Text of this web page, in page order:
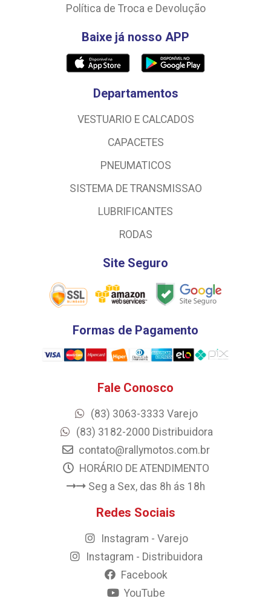
Política de Troca e Devolução
Baixe já nosso APP
Departamentos
VESTUARIO E CALCADOS
CAPACETES
PNEUMATICOS
SISTEMA DE TRANSMISSAO
LUBRIFICANTES
RODAS
Site Seguro
Formas de Pagamento
Fale Conosco
(83) 3063-3333 Varejo
(83) 3182-2000 Distribuidora
contato@rallymotos.com.br
HORÁRIO DE ATENDIMENTO
Seg a Sex, das 8h ás 18h
Redes Sociais
Instagram - Varejo
Instagram - Distribuidora
Facebook
YouTube